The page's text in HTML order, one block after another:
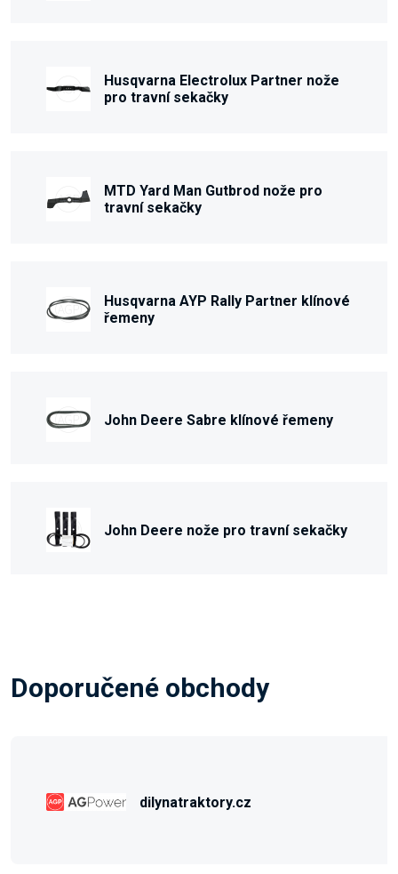
Husqvarna Electrolux Partner nože
pro travní sekačky
MTD Yard Man Gutbrod nože pro
travní sekačky
Husqvarna AYP Rally Partner klínové
řemeny
John Deere Sabre klínové řemeny
John Deere nože pro travní sekačky
Doporučené obchody
dilynatraktory.cz